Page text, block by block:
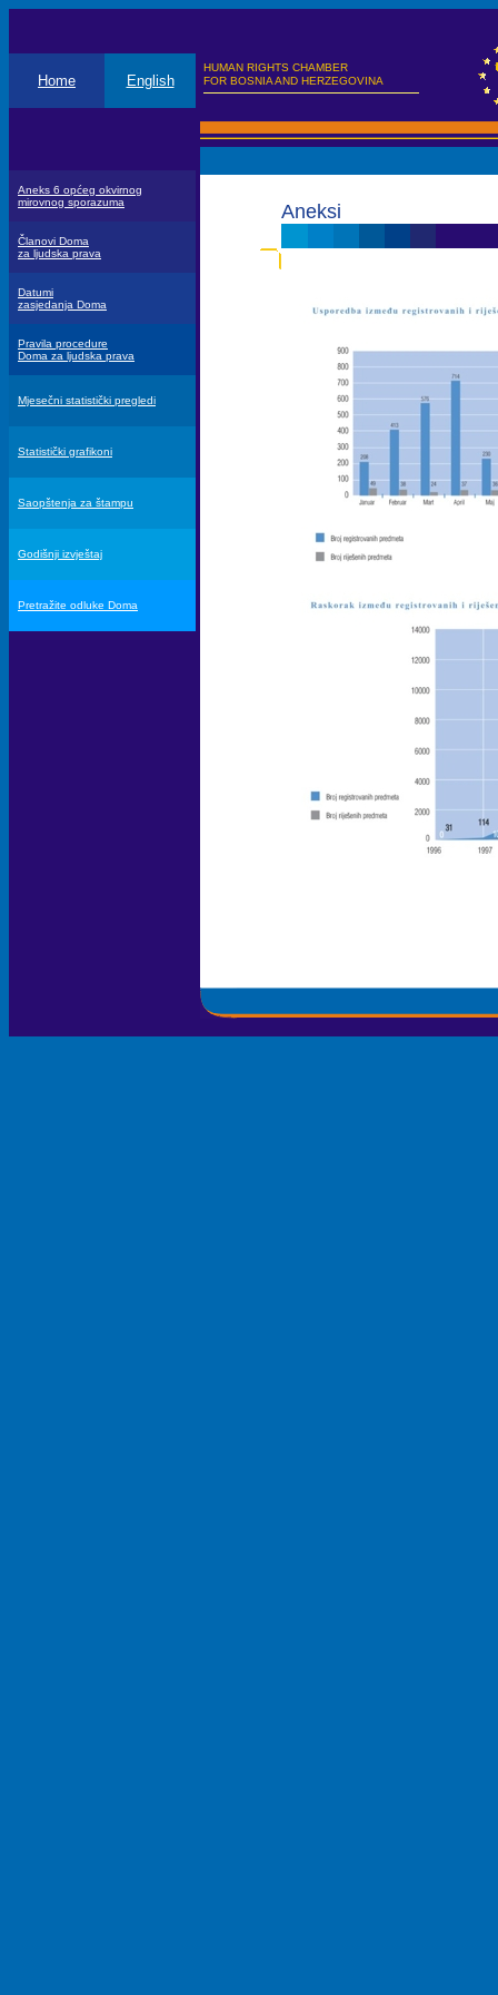
HUMAN RIGHTS CHAMBER
FOR BOSNIA AND HERZEGOVINA
Home English
Aneks 6 općeg okvirnog
mirovnog sporazuma
Članovi Doma
za ljudska prava
Datumi
zasjedanja Doma
Pravila procedure
Doma za ljudska prava
Mjesečni statistički pregledi
Statistički grafikoni
Saopštenja za štampu
Godišnji izvještaj
Pretražite odluke Doma
Aneksi